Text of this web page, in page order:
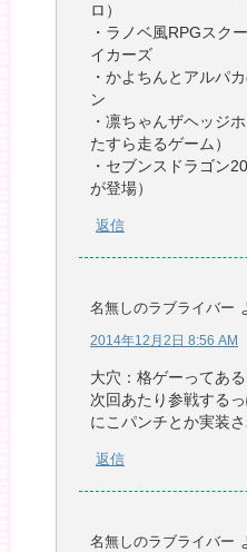
ロ）
・ラノベ風RPGスク
イカーズ
・かよちんとアルパ
ン
・凛ちゃんザヘッジ
たすら走るゲーム）
・セブンスドラゴン
が登場）
返信
名無しのラブライバー
2014年12月2日 8:56 AM
大穴：格ゲーってあ
次回あたり参戦するっ
にこパンチとか実装
返信
名無しのラブライバー